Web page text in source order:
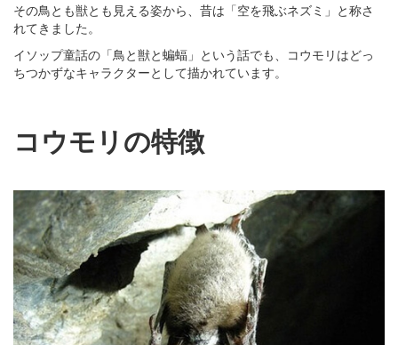
その鳥とも獣とも見える姿から、昔は「空を飛ぶネズミ」と称さ
れてきました。
イソップ童話の「鳥と獣と蝙蝠」という話でも、コウモリはどっ
ちつかずなキャラクターとして描かれています。
コウモリの特徴